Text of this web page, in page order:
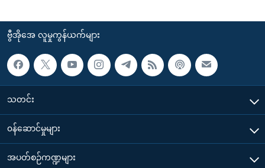
ဗွီအိုအေ လူမှုကွန်ယက်များ
သတင်း
၀န်ဆောင်မှုများ
အပတ်စဉ်ကဏ္ဍများ